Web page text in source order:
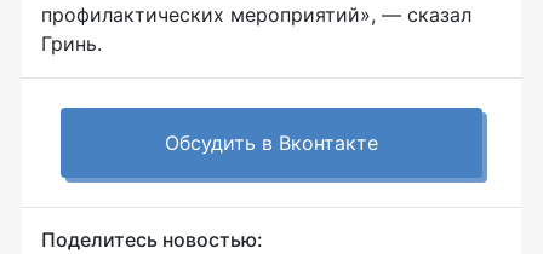
профилактических мероприятий», — сказал
Гринь.
Обсудить в Вконтакте
Поделитесь новостью: